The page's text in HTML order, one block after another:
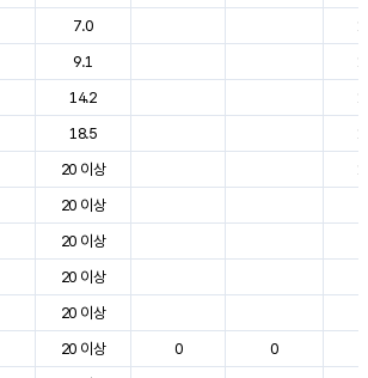
7.0
9.1
14.2
18.5
20 이상
20 이상
20 이상
20 이상
20 이상
20 이상 0 0